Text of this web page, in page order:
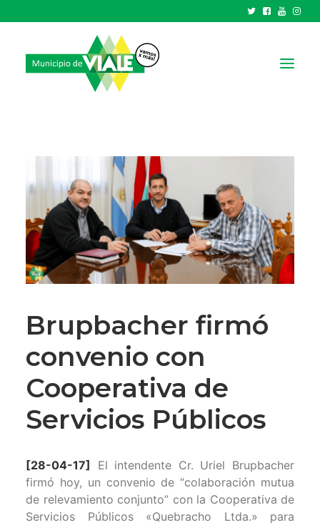
GOBIERNO
HCD
TRÁMITES Y SERVICIOS
CIUDAD
PARQUE INDUSTRIAL
Brupbacher firmó
convenio con
Cooperativa de
Servicios Públicos
[28-04-17]
El intendente Cr. Uriel Brupbacher
firmó hoy, un convenio de “colaboración mutua
de relevamiento conjunto” con la Cooperativa de
Servicios Públicos «Quebracho Ltda.» para